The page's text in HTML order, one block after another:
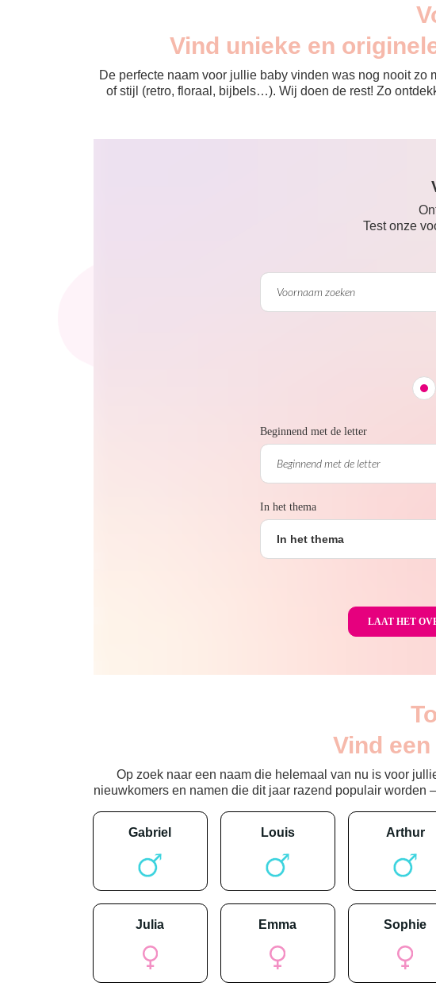
Vind unieke en
De perfecte naam voor jullie baby vinden was nog nooit
of stijl (retro, floraal, bijbels…). Wij doen de rest! Zo
Test onze
Beginnend met de letter
In het thema
In het thema
Vind
Op zoek naar een naam die helemaal van nu is voor
nieuwkomers en namen die dit jaar razend populair
gabriel louis arthur
julia emma sophie